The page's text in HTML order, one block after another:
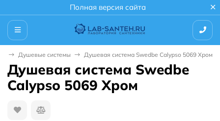
Полная версия сайта
Душевые системы Душевая система Swedbe Calypso 5069 Хром
Душевая система Swedbe
Calypso 5069 Хром